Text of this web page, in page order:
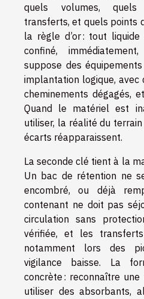
quels volumes, quels
transferts, et quels points
la règle d’or : tout
confiné,
suppose des
implantation logique, avec
cheminements dégagés,
Quand le matériel est
utiliser, la réalité du
écarts réapparaissent.
La seconde clé tient à la
Un bac de rétention ne
encombré, ou déjà
contenant ne doit pas
circulation sans
vérifiée, et les
notamment lors des
vigilance baisse. La
concrète : reconnaître
utiliser des absorbants,